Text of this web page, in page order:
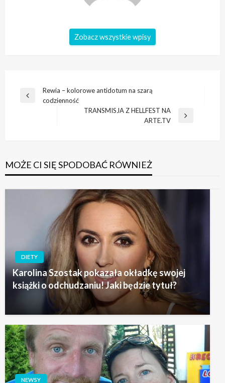
Zobacz wszystkie wpisy
Nawigacja
wpisu
Poprzedni
Rewia – kolorowe antidotum na szarą
codzienność
TRANSMISJA Z HELLFEST NA
ARTE.TV
MOŻE CI SIĘ SPODOBAĆ RÓWNIEŻ
DIETY
Karolina Szostak pokazała okładkę swojej
książki o odchudzaniu! Jaki będzie tytuł?
NEWSY